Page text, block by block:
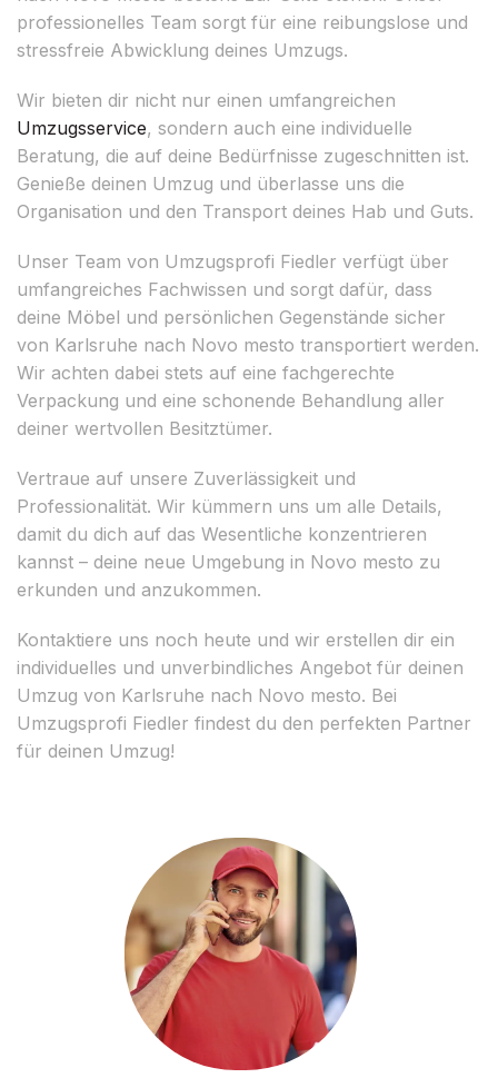
professionelles Team sorgt für eine reibungslose und
stressfreie Abwicklung deines Umzugs.
Wir bieten dir nicht nur einen umfangreichen
Umzugsservice, sondern auch eine individuelle
Beratung, die auf deine Bedürfnisse zugeschnitten ist.
Genieße deinen Umzug und überlasse uns die
Organisation und den Transport deines Hab und Guts.
Unser Team von Umzugsprofi Fiedler verfügt über
umfangreiches Fachwissen und sorgt dafür, dass
deine Möbel und persönlichen Gegenstände sicher
von Karlsruhe nach Novo mesto transportiert werden.
Wir achten dabei stets auf eine fachgerechte
Verpackung und eine schonende Behandlung aller
deiner wertvollen Besitztümer.
Vertraue auf unsere Zuverlässigkeit und
Professionalität. Wir kümmern uns um alle Details,
damit du dich auf das Wesentliche konzentrieren
kannst – deine neue Umgebung in Novo mesto zu
erkunden und anzukommen.
Kontaktiere uns noch heute und wir erstellen dir ein
individuelles und unverbindliches Angebot für deinen
Umzug von Karlsruhe nach Novo mesto. Bei
Umzugsprofi Fiedler findest du den perfekten Partner
für deinen Umzug!